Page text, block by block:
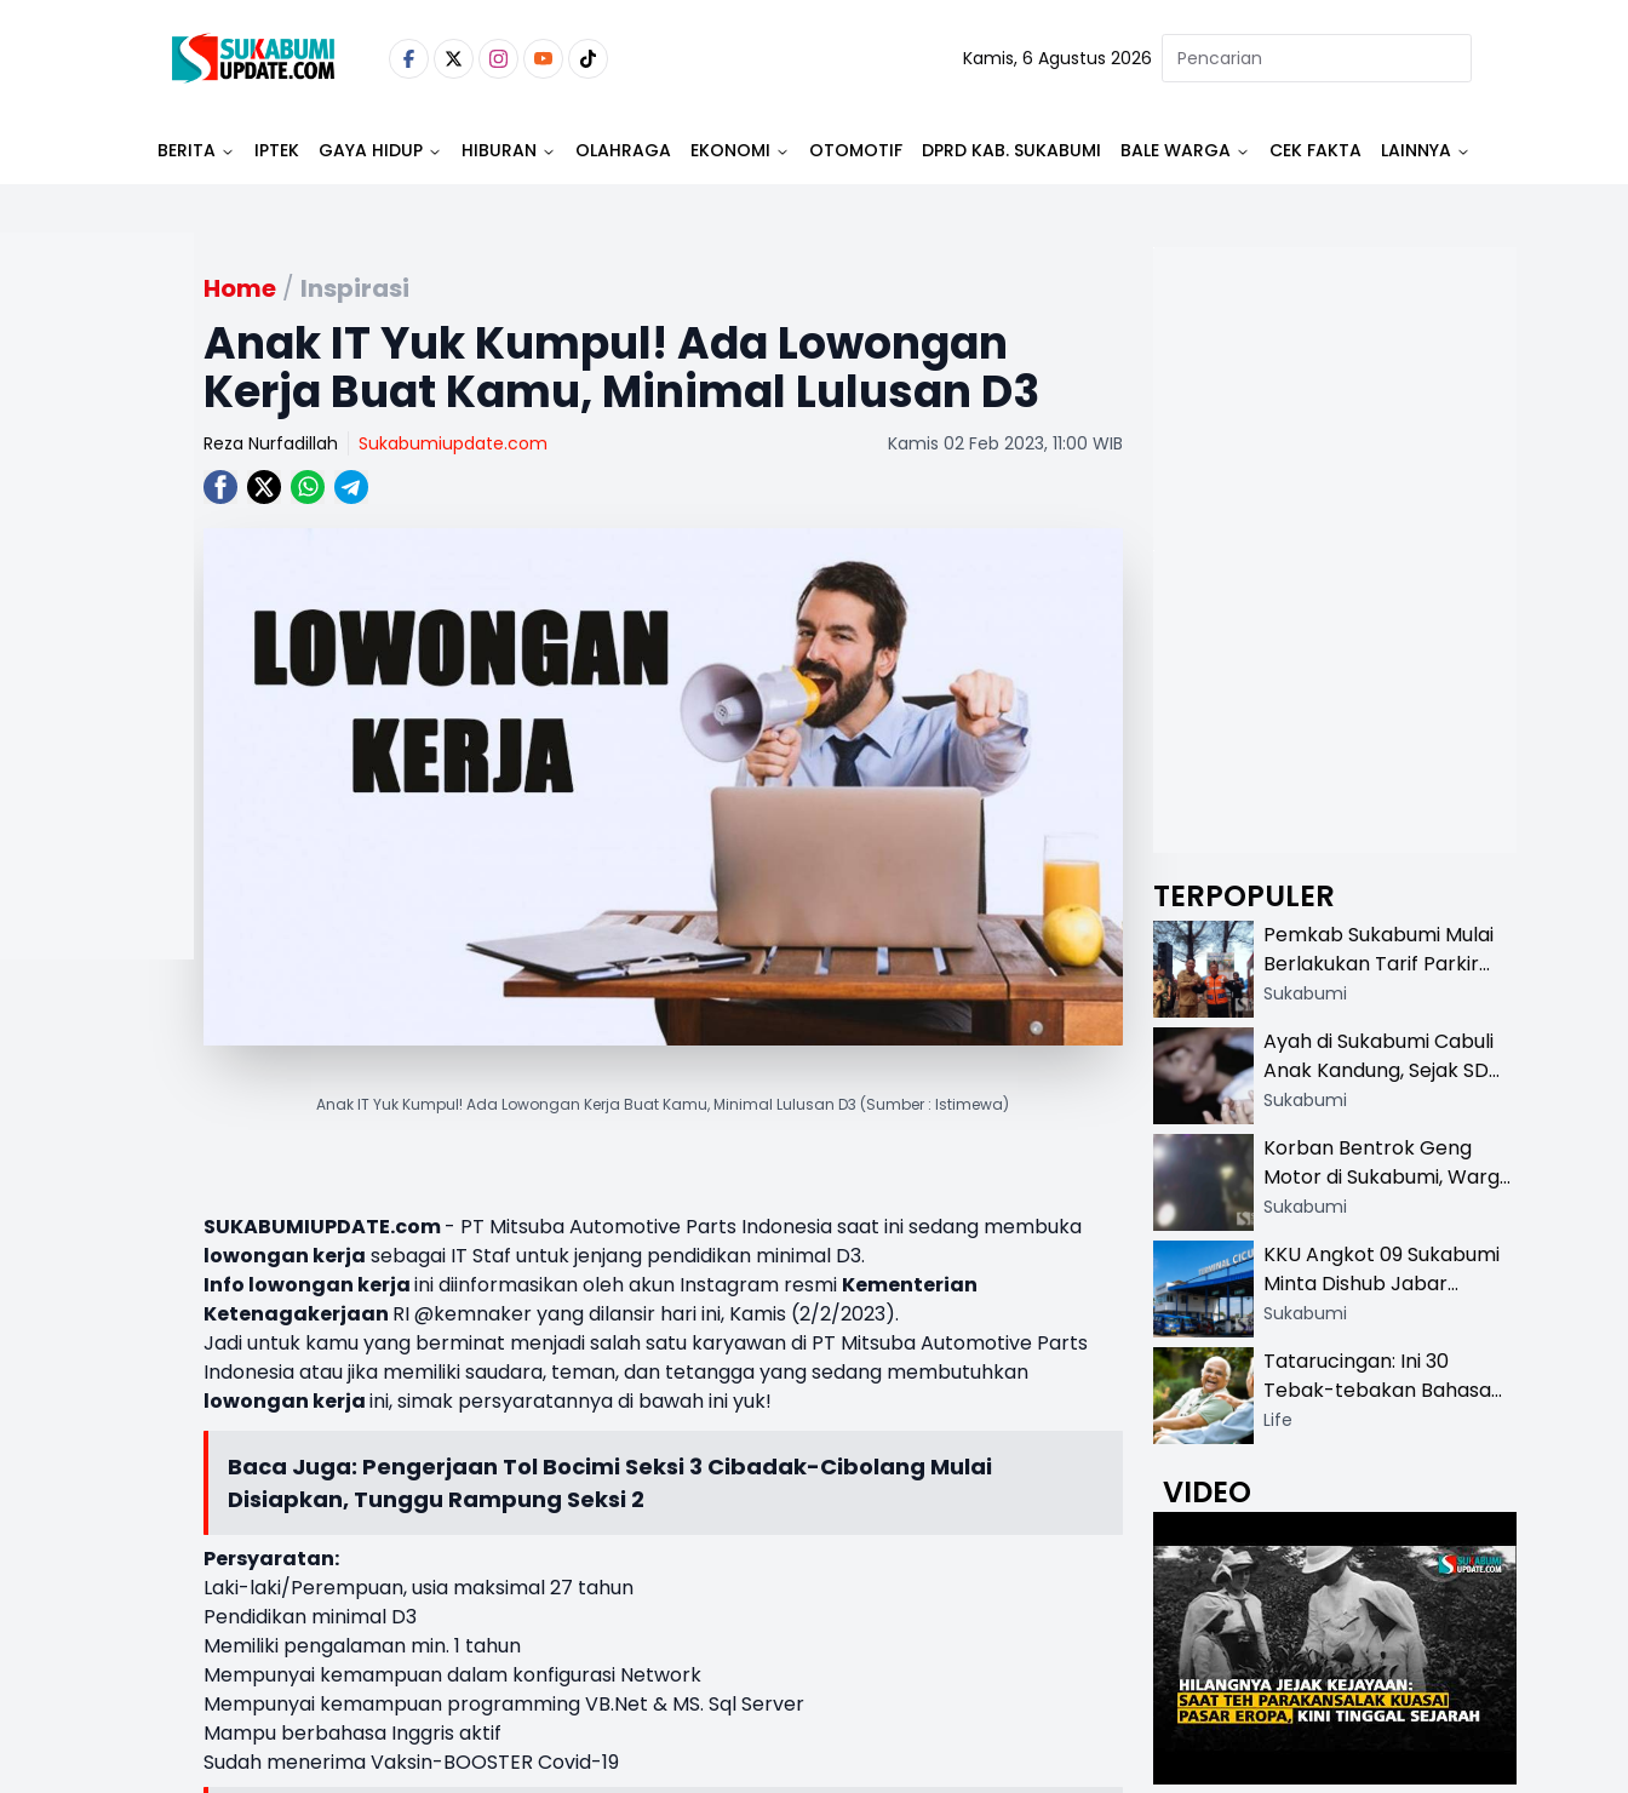
Kamis, 6 Agustus 2026
BERITA IPTEK GAYA HIDUP HIBURAN OLAHRAGA EKONOMI OTOMOTIF DPRD KAB. SUKABUMI BALE WARGA CEK FAKTA LAINNYA
Home / Inspirasi
Anak IT Yuk Kumpul! Ada Lowongan
Kerja Buat Kamu, Minimal Lulusan D3
Reza Nurfadillah Sukabumiupdate.com Kamis 02 Feb 2023, 11:00 WIB
Anak IT Yuk Kumpul! Ada Lowongan Kerja Buat Kamu, Minimal Lulusan D3 (Sumber : Istimewa)
SUKABUMIUPDATE.com- PT Mitsuba Automotive Parts Indonesia saat ini sedang membuka
lowongan kerja sebagai IT Staf untuk jenjang pendidikan minimal D3.
Info lowongan kerjaini diinformasikan oleh akun Instagram resmi Kementerian
Ketenagakerjaan RI @kemnaker yang dilansir hari ini, Kamis (2/2/2023).
Jadi untuk kamu yang berminat menjadi salah satu karyawan di PT Mitsuba Automotive Parts
Indonesia atau jika memiliki saudara, teman, dan tetangga yang sedang membutuhkan
lowongan kerjaini, simak persyaratannya di bawah ini yuk!
Baca Juga: Pengerjaan Tol Bocimi Seksi 3 Cibadak-Cibolang Mulai
Disiapkan, Tunggu Rampung Seksi 2
Persyaratan:
Laki-laki/Perempuan, usia maksimal 27 tahun
Pendidikan minimal D3
Memiliki pengalaman min. 1 tahun
Mempunyai kemampuan dalam konfigurasi Network
Mempunyai kemampuan programming VB.Net & MS. Sql Server
Mampu berbahasa Inggris aktif
Sudah menerima Vaksin-BOOSTER Covid-19
TERPOPULER
Pemkab Sukabumi Mulai
Berlakukan Tarif Parkir
Resmi di 13 Lokasi Wisata,
Khusus
Sukabumi
Ayah di Sukabumi Cabuli
Anak Kandung, Sejak SD
Hingga SMA
Sukabumi
Korban Bentrok Geng
Motor di Sukabumi, Warga
dan Sopir Tangki
Sukabumi
KKU Angkot 09 Sukabumi
Minta Dishub Jabar
Tertibkan Trayek Ciawi-
Narik
Sukabumi
Tatarucingan: Ini 30
Tebak-tebakan Bahasa
Sunda yang Sangat
Life
VIDEO